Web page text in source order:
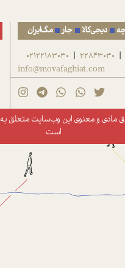
دیجی‌کالا جار مگ‌ایران
|
22843030
|
02122183030
info@movafaghiat.com
مادی و معنوی این وب‌سایت متعلق به
است